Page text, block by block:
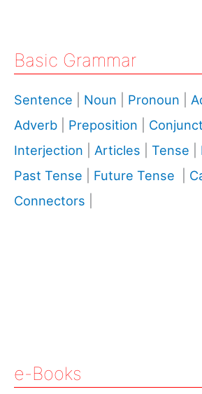
Basic Grammar
Sentence Noun Pronoun
Adverb
Preposition
Interjection
Articles Tense
Past Tense
Future Tense
Connectors
e-Books